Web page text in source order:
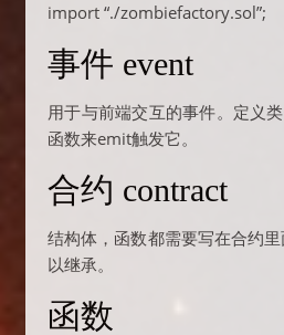
import “./zombiefactory.sol”;
事件 event
用于与前端交互的事件。定义
函数来emit触发它。
合约 contract
结构体，函数都需要写在合约
以继承。
函数